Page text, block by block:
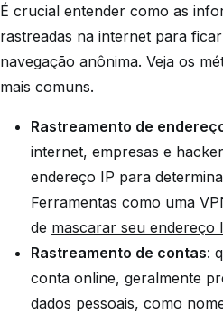
É crucial entender como as
rastreadas na internet para
navegação anônima. Veja os
mais comuns.
Rastreamento de
internet, empresas e
endereço IP para
Ferramentas como uma
de mascarar seu endereço
Rastreamento de contas:
conta online, geralmente
dados pessoais, como